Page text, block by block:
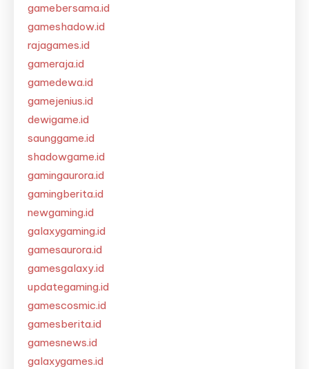
gamebersama.id
gameshadow.id
rajagames.id
gameraja.id
gamedewa.id
gamejenius.id
dewigame.id
saunggame.id
shadowgame.id
gamingaurora.id
gamingberita.id
newgaming.id
galaxygaming.id
gamesaurora.id
gamesgalaxy.id
updategaming.id
gamescosmic.id
gamesberita.id
gamesnews.id
galaxygames.id